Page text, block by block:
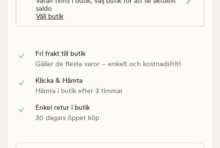
saldo
Välj butik
Fri frakt till butik
Gäller de flesta varor – enkelt och kostnadsfritt
Klicka & Hämta
Hämta i butik efter 3 timmar
Enkel retur i butik
30 dagars öppet köp